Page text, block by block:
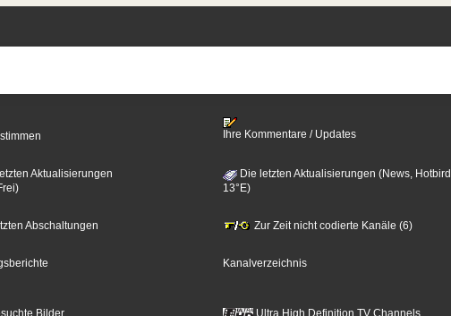
Ihre Kommentare / Updates
Aktualisierungen
Die letzten Aktualisierungen (News, Hotbird
13°E)
Abschaltungen Zur Zeit nicht codierte Kanäle (6)
Kanalverzeichnis
Bilder Ultra High Definition TV Channels